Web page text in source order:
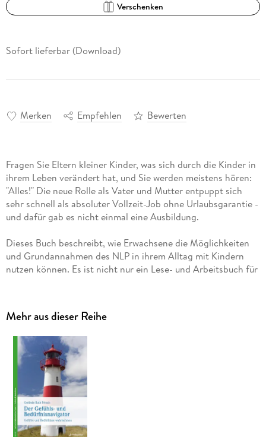
Verschenken
Sofort lieferbar (Download)
Merken Empfehlen Bewerten
Fragen Sie Eltern kleiner Kinder, was sich durch die Kinder in
ihrem Leben verändert hat, und Sie werden meistens hören:
"Alles!" Die neue Rolle als Vater und Mutter entpuppt sich
sehr schnell als absoluter Vollzeit-Job ohne Urlaubsgarantie -
und dafür gab es nicht einmal eine Ausbildung.
Dieses Buch beschreibt, wie Erwachsene die Möglichkeiten
und Grundannahmen des NLP in ihrem Alltag mit Kindern
nutzen können. Es ist nicht nur ein Lese- und Arbeitsbuch für
Ideen, Übungen und Anwendungshilfen und wurde für diese
überarbeitete Neuauflage um ein zusätzliches Kapitel -
"Glückliche Eltern - glückliche Kinder" - ergänzt.
Mehr aus dieser Reihe